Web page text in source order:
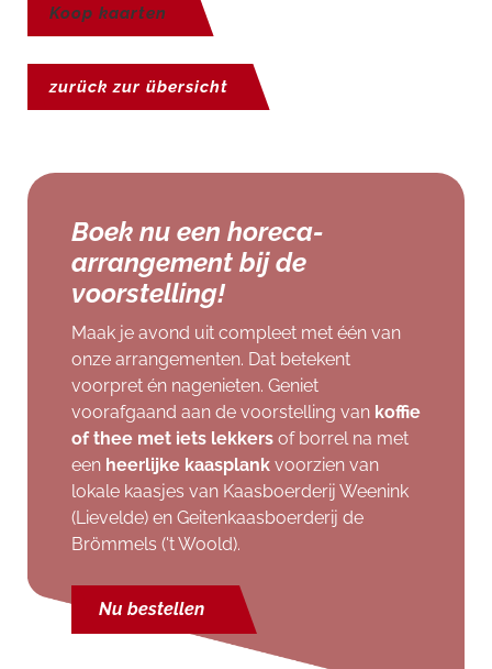
Koop kaarten
zurück zur übersicht
Boek nu een horeca-
arrangement bij de
voorstelling!
Maak je avond uit compleet met één van
onze arrangementen. Dat betekent
voorpret én nagenieten. Geniet
voorafgaand aan de voorstelling van koffie
of thee met iets lekkers of borrel na met
een heerlijke kaasplank voorzien van
lokale kaasjes van Kaasboerderij Weenink
(Lievelde) en Geitenkaasboerderij de
Brömmels ('t Woold).
Nu bestellen